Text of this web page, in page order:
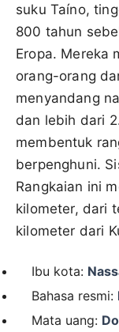
suku Taíno,
800 tahun
Eropa. Mereka
orang-orang
menyandang
dan lebih dari
membentuk
berpenghuni.
Rangkaian ini
kilometer, dari
kilometer dari
Ibu kota:
Bahasa resmi:
Mata uang: